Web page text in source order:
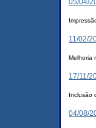
05/04/
11/02/
Melhoria
17/11/
Inclusão
04/08/